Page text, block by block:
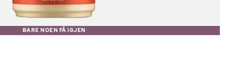
BARE NOEN FÅ IGJEN